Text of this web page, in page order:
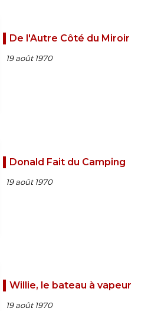
De l'Autre Côté du Miroir
19 août 1970
Donald Fait du Camping
19 août 1970
Willie, le bateau à vapeur
19 août 1970